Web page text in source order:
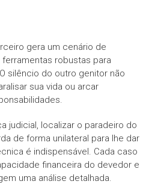
gera um cenário de
robustas para
silêncio do outro genitor não
sua vida ou arcar
judicial, localizar o paradeiro do
de forma unilateral para lhe dar
é indispensável. Cada caso
financeira do devedor e
uma análise detalhada.